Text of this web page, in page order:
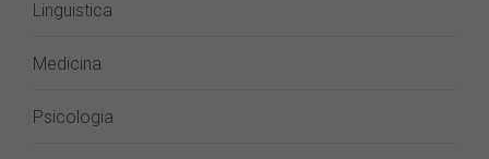
Linguistica
Medicina
Psicologia